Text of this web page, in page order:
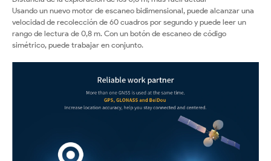
Usando un nuevo motor de escaneo bidimensional, puede alcanzar una
velocidad de recolección de 60 cuadros por segundo y puede leer un
rango de lectura de 0,8 m. Con un botón de escaneo de código
simétrico, puede trabajar en conjunto.